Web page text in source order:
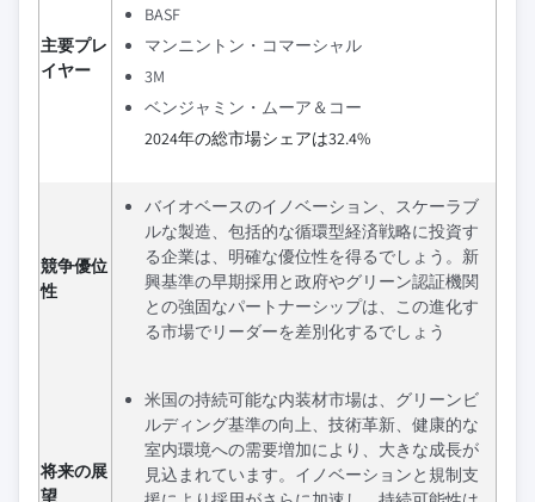
主要プレ
イヤー
BASF
マンニントン・コマーシャル
3M
ベンジャミン・ムーア＆コー
2024年の総市場シェアは32.4%
競争優位
性
バイオベースのイノベーション、スケーラブ
ルな製造、包括的な循環型経済戦略に投資す
る企業は、明確な優位性を得るでしょう。新
興基準の早期採用と政府やグリーン認証機関
との強固なパートナーシップは、この進化す
る市場でリーダーを差別化するでしょう
将来の展
望
米国の持続可能な内装材市場は、グリーンビ
ルディング基準の向上、技術革新、健康的な
室内環境への需要増加により、大きな成長が
見込まれています。イノベーションと規制支